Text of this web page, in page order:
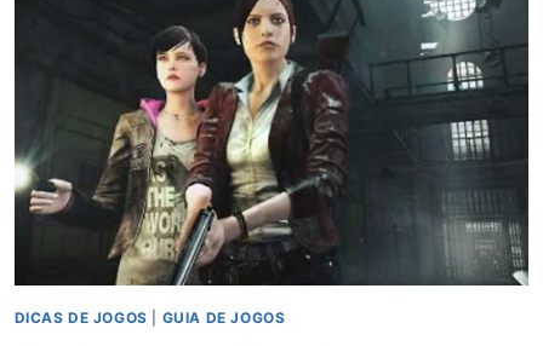
TEORIAS
DICAS DE JOGOS GUIA DE JOGOS